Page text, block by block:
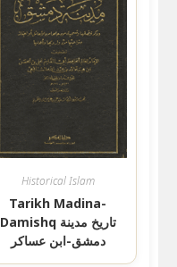
Historical Islam
Tarikh Madina-
Damishq تاريخ مدينة
دمشق-ابن عساكر